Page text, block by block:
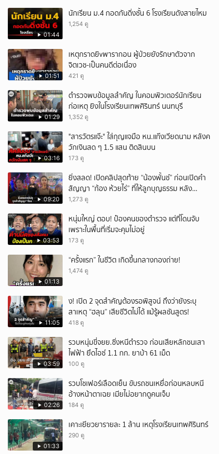
01:44
นักเรียน ม.4 กอดกันดิ่งชั้น 6 โรงเรียนดังสายไหม
1,254 ดู
01:51
เหตุกราดยิvพารากอน ผู้ป่วยยังรักษาตัวจาก
จิตเวช-เป็นคนดีต่อเนื่อง
421 ดู
01:29
ตำรวจพบข้อมูลสำคัญ ในคอมพิวเตอร์นักเรียน
ก่อเหตุ ยิงในโรงเรียนเทพศิรินทร์ นนทบุรี
1,352 ดู
03:16
"สารวัตรแจ๊ะ" ใส่กุญแจมือ หน.แก๊งเวียดนาม หลังค
วักเงินสด ๆ 1.5 แสน ติดสินบน
173 ดู
09:20
ยิ่งสลด! เปิดคลิปสุดท้าย “น้องพั้นช์” ก่อนเปิดคำ
สัญญา “ก้อง ห้วยไร่” ที่ให้ลูกบุญธรรม หลัง
ลาโลก!
1,273 ดู
03:53
หนุ่มใหญ่ ตอบ! ป๋องคนของตำรวจ แต่ที่โดนจับ
เพราะในพื้นที่เริ่มจะคุมไม่อยู่
173 ดู
01:13
“ครั้งแรก” ในชีวิต เกิดขึ้นกลางกองถ่าย!
1,474 ดู
11:05
ึ้ง! เปิด 2 จุดสำคัญต้องรอพิสูจน์ ถึงว่ายังระบุ
สาเหตุ “ฮลุน” เสียชีวิตไม่ได้ แม้รู้ผลชันสูตร!
418 ดู
03:59
รวบหนุ่มขี่จยย.ซิ่งหนีตำรวจ ก่อนเสียหลักชนเสา
ไฟฟ้า ยึดไอซ์ 1.1 กก. ยาบ้า 61 เม็ด
100 ดู
02:26
รวบโชเฟอร์เลือดเย็น ขับรถชนเหยื่อก่อนหลบหนี
อ้างหน้าตาเฉย เมียไม่อยากดูคนเจ็บ
184 ดู
01:33
เคาะเยียวยารายละ 1 ล้าน เหตุโรงเรียนเทพศิรินทร์
290 ดู